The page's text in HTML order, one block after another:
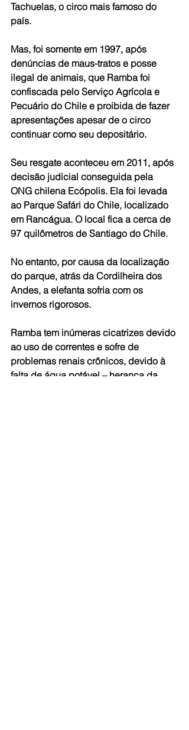
Tachuelas, o circo mais famoso do
país.
Mas, foi somente em 1997, após
denúncias de maus-tratos e posse
ilegal de animais, que Ramba foi
confiscada pelo Serviço Agrícola e
Pecuário do Chile e proibida de fazer
apresentações apesar de o circo
continuar como seu depositário.
Seu resgate aconteceu em 2011, após
decisão judicial conseguida pela
ONG chilena Ecópolis. Ela foi levada
ao Parque Safári do Chile, localizado
em Rancágua. O local fica a cerca de
97 quilômetros de Santiago do Chile.
No entanto, por causa da localização
do parque, atrás da Cordilheira dos
Andes, a elefanta sofria com os
invernos rigorosos.
Ramba tem inúmeras cicatrizes devido
ao uso de correntes e sofre de
problemas renais crônicos, devido à
falta de água potável – herança da